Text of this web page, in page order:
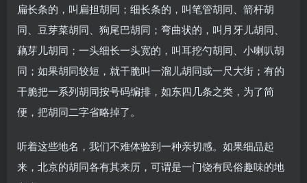
扁长条的，叫扁担胡同；细长条的，叫笔管胡同、箭杆胡
同、豆芽菜胡同、狗尾巴胡同；弯曲状的，叫月牙儿胡同、
藕芽儿胡同；一头细长一头宽的，叫耳挖勺胡同、小喇叭胡
同；如果胡同较短，就干脆叫一溜儿胡同或一尺大街；有的
干脆把一系列胡同按号码编排，如东四几条之类，为了简
便，把胡同二字省略掉了。
听着这些地名，我们不难体验到一种亲切感。如果细品起
来，北京的胡同各有其来历，可谓是一门饶有民俗趣味的地